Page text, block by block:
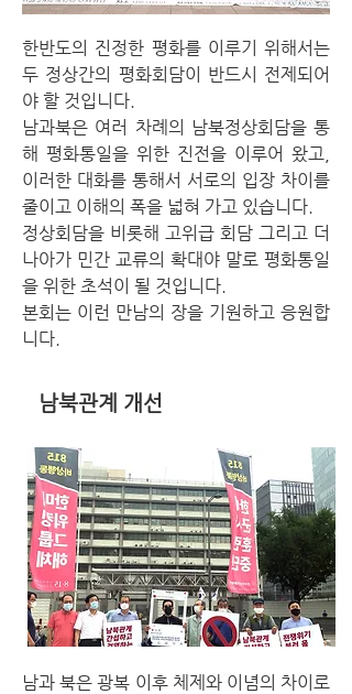
한반도의 진정한 평화를 이루기 위해서는
두 정상간의 평화회담이 반드시 전제되어
야 할 것입니다.
남과북은 여러 차례의 남북정상회담을 통
해 평화통일을 위한 진전을 이루어 왔고,
이러한 대화를 통해서 서로의 입장 차이를
줄이고 이해의 폭을 넓혀 가고 있습니다.
정상회담을 비롯해 고위급 회담 그리고 더
나아가 민간 교류의 확대야 말로 평화통일
을 위한 초석이 될 것입니다.
본회는 이런 만남의 장을 기원하고 응원합
니다.
남북관계 개선
남과 북은 광복 이후 체제와 이념의 차이로